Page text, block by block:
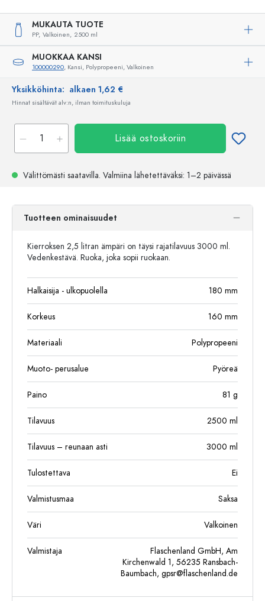
MUKAUTA TUOTE
PP, Valkoinen, 2500 ml
MUOKKAA KANSI
100000290, Kansi, Polypropeeni, Valkoinen
Yksikköhinta: alkaen 1,62 €
Hinnat sisältävät alv:n, ilman toimituskuluja
Lisää ostoskoriin
Välittömästi saatavilla. Valmiina lähetettäväksi: 1–2 päivässä
Tuotteen ominaisuudet
Kierroksen 2,5 litran ämpäri on täysi rajatilavuus 3000 ml.
Vedenkestävä. Ruoka, joka sopii ruokaan.
Halkaisija - ulkopuolella 180 mm
Korkeus 160 mm
Materiaali Polypropeeni
Muoto- perusalue Pyöreä
Paino 81 g
Tilavuus 2500 ml
Tilavuus – reunaan asti 3000 ml
Tulostettava Ei
Valmistusmaa Saksa
Väri Valkoinen
Valmistaja
Flaschenland GmbH, Am
Kirchenwald 1, 56235 Ransbach-
Baumbach, gpsr@flaschenland.de